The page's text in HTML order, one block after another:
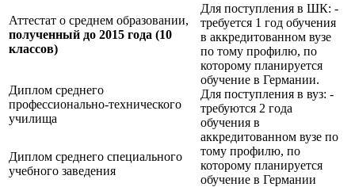
Аттестат о среднем образовании,
полученный до 2015 года (10
классов)
Для поступления в ШК: -
требуется 1 год обучения
в аккредитованном вузе
по тому профилю, по
которому планируется
обучение в Германии.
Для поступления в вуз: -
требуются 2 года
обучения в
аккредитованном вузе по
тому профилю, по
которому планируется
обучение в Германии
Диплом среднего
профессионально-технического
училища
Диплом среднего специального
учебного заведения